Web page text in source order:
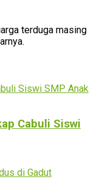
terduga masing
Cabuli Siswi